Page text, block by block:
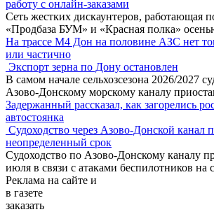
работу с онлайн-заказами
Сеть жестких дискаунтеров, работающая
«Продбаза БУМ» и «Красная полка»
На трассе М4 Дон на половине АЗС нет
или частично
Экспорт зерна по Дону остановлен
В самом начале сельхозсезона 2026/2027
Азово-Донскому морскому каналу
Задержанный рассказал, как загорелись
автостоянка
Судоходство через Азово-Донской канал
неопределенный срок
Судоходство по Азово-Донскому каналу
июля в связи с атаками беспилотников на
Реклама на сайте и
в газете
заказать